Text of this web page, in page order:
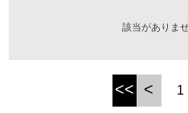
該当がありま
<< < 1